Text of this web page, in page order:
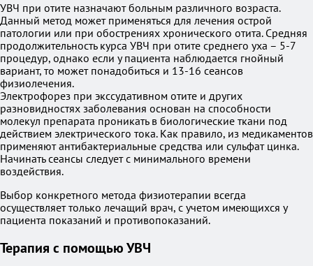
УВЧ при отите назначают больным различного возраста.
Данный метод может применяться для лечения острой
патологии или при обострениях хронического отита. Средняя
продолжительность курса УВЧ при отите среднего уха – 5-7
процедур, однако если у пациента наблюдается гнойный
вариант, то может понадобиться и 13-16 сеансов
физиолечения.
Электрофорез при экссудативном отите и других
разновидностях заболевания основан на способности
молекул препарата проникать в биологические ткани под
действием электрического тока. Как правило, из медикаментов
применяют антибактериальные средства или сульфат цинка.
Начинать сеансы следует с минимального времени
воздействия.
Выбор конкретного метода физиотерапии всегда
осуществляет только лечащий врач, с учетом имеющихся у
пациента показаний и противопоказаний.
Терапия с помощью УВЧ